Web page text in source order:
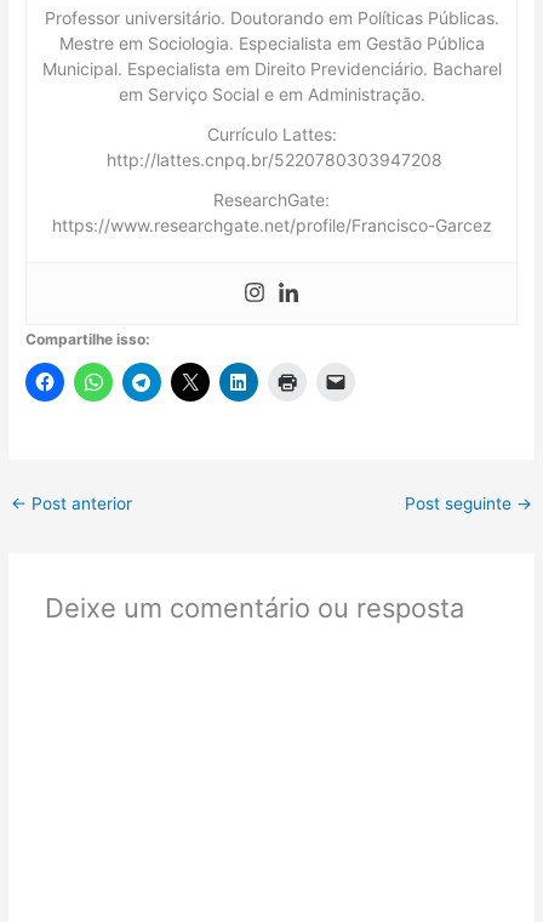
Professor universitário. Doutorando em Políticas Públicas.
Mestre em Sociologia. Especialista em Gestão Pública
Municipal. Especialista em Direito Previdenciário. Bacharel
em Serviço Social e em Administração.
Currículo Lattes:
http://lattes.cnpq.br/5220780303947208
ResearchGate:
https://www.researchgate.net/profile/Francisco-Garcez
Compartilhe isso:
← Post anterior Post seguinte →
Deixe um comentário ou resposta